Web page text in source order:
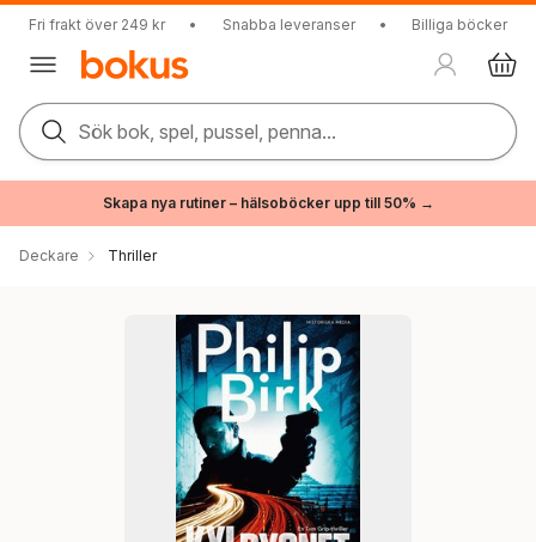
Fri frakt över 249 kr • Snabba leveranser • Billiga böcker
Sök bok, spel, pussel, penna...
Skapa nya rutiner – hälsoböcker upp till 50% →
Deckare Thriller